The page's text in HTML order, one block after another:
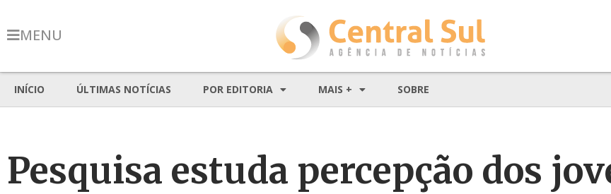
MENU
INÍCIO ÚLTIMAS NOTÍCIAS POR EDITORIA MAIS + SOBRE
Pesquisa estuda percepção dos